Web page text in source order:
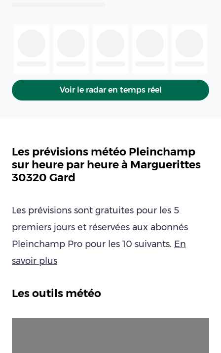
Voir le radar en temps réel
Les prévisions météo Pleinchamp
sur heure par heure à Marguerittes
30320 Gard
Les prévisions sont gratuites pour les 5
premiers jours et réservées aux abonnés
Pleinchamp Pro pour les 10 suivants. En
savoir plus
Les outils météo